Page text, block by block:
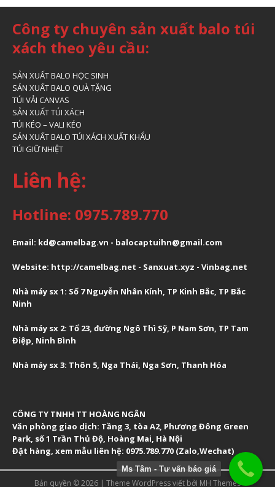
Công ty chuyên sản xuất balo túi
xách theo yêu cầu:
SẢN XUẤT BALO HỌC SINH
SẢN XUẤT BALO QUÀ TẶNG
TÚI VẢI CANVAS
SẢN XUẤT TÚI XÁCH
TÚI KÉO – VALI KÉO
SẢN XUẤT BALO TÚI XÁCH XUẤT KHẨU
TÚI GIỮ NHIỆT
Liên hệ:
Hotline: 0975.789.770
Email: kd@camelbag.vn - balocaptuihn@gmail.com
Website: http://camelbag.net - Sanxuat.xyz - Vinbag.net
Nhà máy sx 1: Số 7 Nguyễn Nhân Kính, TP Kinh Bắc, TP Bắc
Ninh
Nhà máy sx 2: Tổ 23, đường Ngô Thì Sỹ, P Nam Sơn, TP Tam
Điệp, Ninh Bình
Nhà máy sx 3: Thôn 5, Nga Thái, Nga Sơn, Thanh Hóa
CÔNG TY TNHH TT HOÀNG NGÂN
Văn phòng giao dịch: Tầng 3, tòa A2, Phương Đông Green
Park, số 1 Trần Thủ Độ, Hoàng Mai, Hà Nội
Đặt hàng, xem mẫu liên hệ: 0975.789.770 (Zalo,Wechat)
Bản quyền © 2026 | Theme WordPress viết bởi MH Themes
Ms Tâm - Tư vấn báo giá